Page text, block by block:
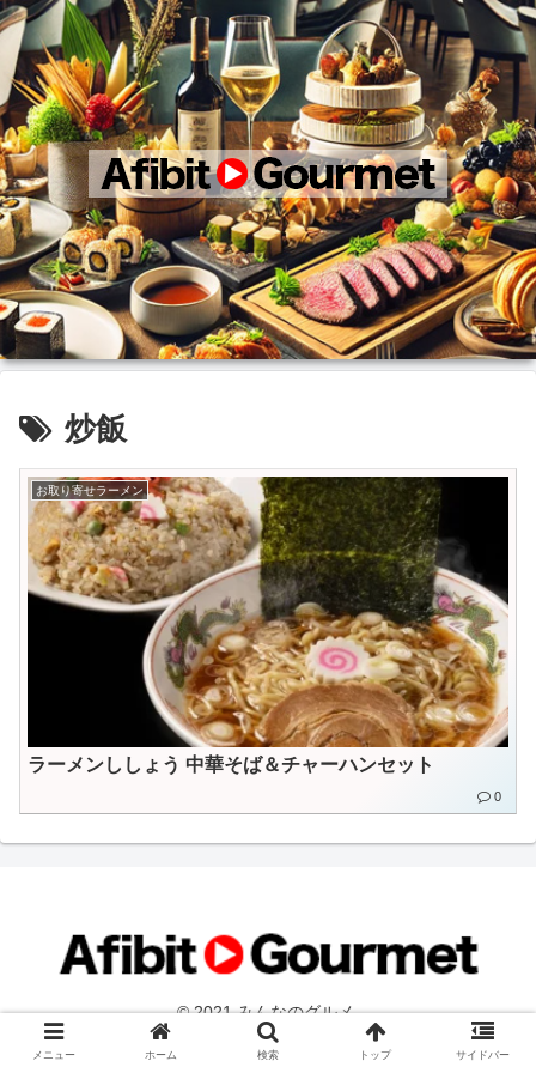
炒飯
お取り寄せラーメン
ラーメンししょう 中華そば＆チャーハンセット
0
© 2021 みんなのグルメ.
メニュー ホーム 検索 トップ サイドバー